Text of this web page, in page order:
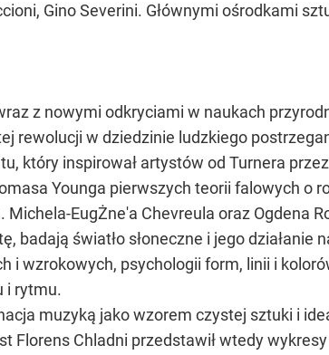
Gino Severini. Głównymi ośrodkami
z nowymi odkryciami w naukach
rewolucji w dziedzinie ludzkiego
który inspirował artystów od Turnera
Younga pierwszych teorii falowych o
EugŻne'a Chevreula oraz Ogdena
światło słoneczne i jego działanie
i wzrokowych, psychologii form, linii i
i rytmu.
muzyką jako wzorem czystej sztuki i
Florens Chladni przedstawił wtedy wykresy